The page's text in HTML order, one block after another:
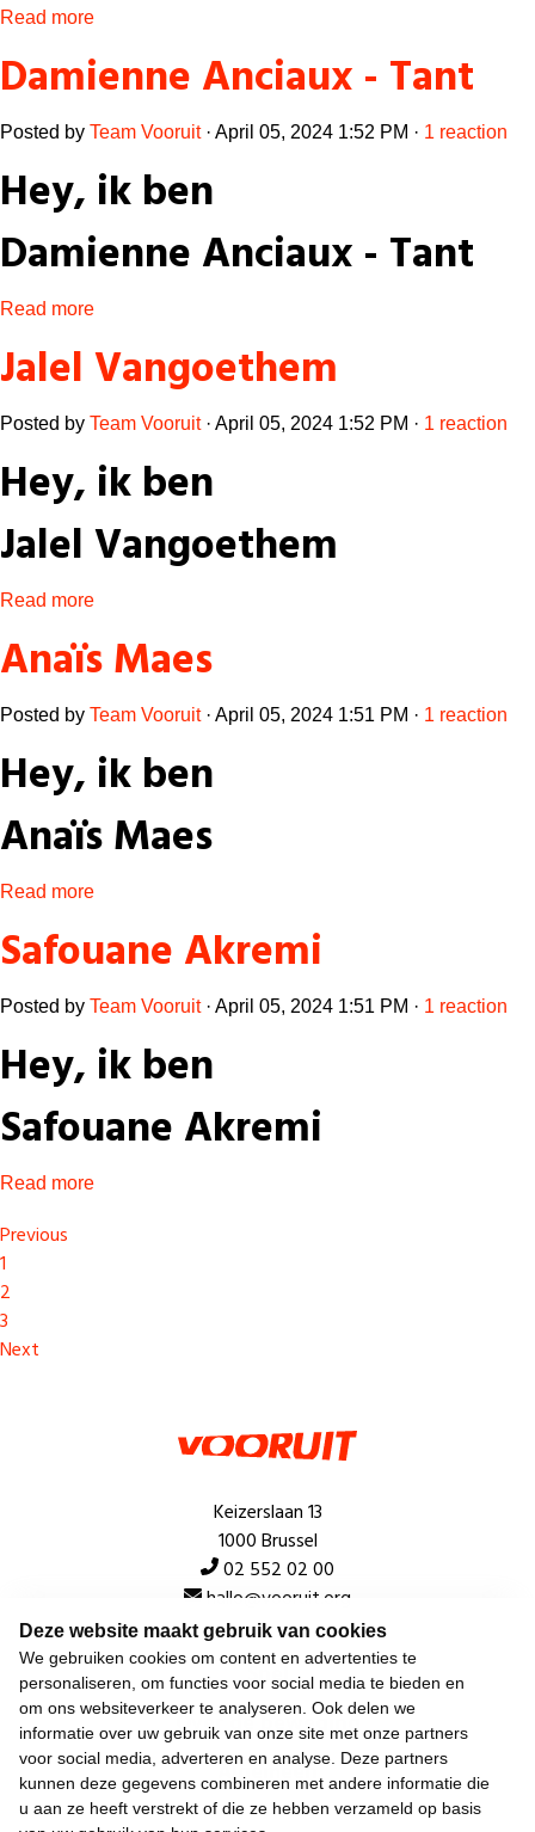
Deze website maakt gebruik van cookies
We gebruiken cookies om content en advertenties te
personaliseren, om functies voor social media te bieden en
om ons websiteverkeer te analyseren. Ook delen we
informatie over uw gebruik van onze site met onze partners
voor social media, adverteren en analyse. Deze partners
kunnen deze gegevens combineren met andere informatie die
u aan ze heeft verstrekt of die ze hebben verzameld op basis
Read more
Damienne Anciaux - Tant
Posted by Team Vooruit· April 05, 2024 1:52 PM · 1 reaction
Hey, ik ben
Damienne Anciaux - Tant
Read more
Jalel Vangoethem
Posted by Team Vooruit· April 05, 2024 1:52 PM · 1 reaction
Hey, ik ben
Jalel Vangoethem
Read more
Anaïs Maes
Posted by Team Vooruit· April 05, 2024 1:51 PM · 1 reaction
Hey, ik ben
Anaïs Maes
Read more
Safouane Akremi
Posted by Team Vooruit· April 05, 2024 1:51 PM · 1 reaction
Hey, ik ben
Safouane Akremi
Read more
Previous
1
2
3
Next
Keizerslaan 13
1000 Brussel
02 552 02 00
hallo@vooruit.org
Snel
Over de beweging
Algemeen